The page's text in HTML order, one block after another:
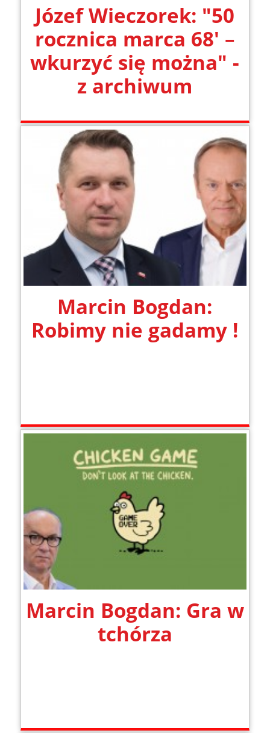
Józef Wieczorek: "50
rocznica marca 68′ –
wkurzyć się można" -
z archiwum
Marcin Bogdan:
Robimy nie gadamy !
Marcin Bogdan: Gra w
tchórza